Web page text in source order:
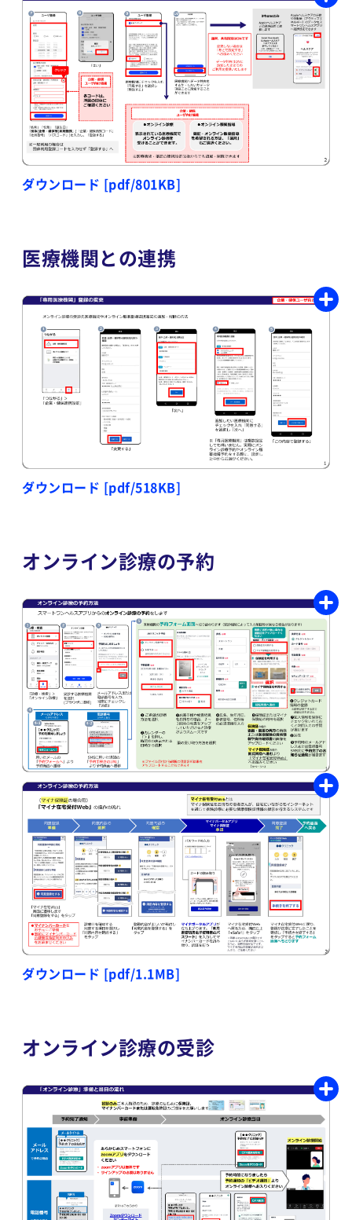
ダウンロード [pdf/801KB]
医療機関との連携
ダウンロード [pdf/518KB]
オンライン診療の予約
ダウンロード [pdf/1.1MB]
オンライン診療の受診